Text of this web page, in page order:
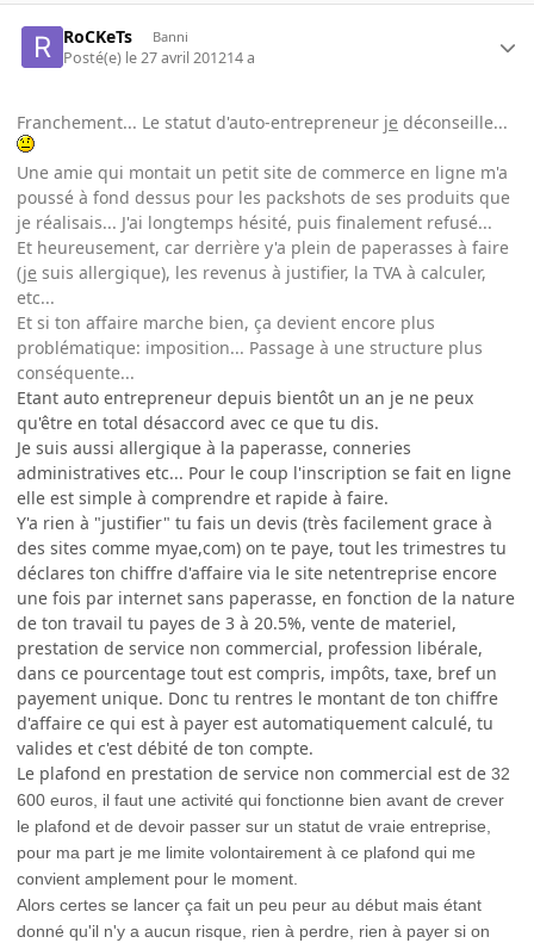
RoCKeTs Banni
Posté(e) le 27 avril 201214 a
Franchement... Le statut d'auto-entrepreneur je déconseille...
Une amie qui montait un petit site de commerce en ligne m'a
poussé à fond dessus pour les packshots de ses produits que
je réalisais... J'ai longtemps hésité, puis finalement refusé...
Et heureusement, car derrière y'a plein de paperasses à faire
(je suis allergique), les revenus à justifier, la TVA à calculer,
etc...
Et si ton affaire marche bien, ça devient encore plus
problématique: imposition... Passage à une structure plus
conséquente...
Etant auto entrepreneur depuis bientôt un an je ne peux
qu'être en total désaccord avec ce que tu dis.
Je suis aussi allergique à la paperasse, conneries
administratives etc... Pour le coup l'inscription se fait en ligne
elle est simple à comprendre et rapide à faire.
Y'a rien à "justifier" tu fais un devis (très facilement grace à
des sites comme myae,com) on te paye, tout les trimestres tu
déclares ton chiffre d'affaire via le site netentreprise encore
une fois par internet sans paperasse, en fonction de la nature
de ton travail tu payes de 3 à 20.5%, vente de materiel,
prestation de service non commercial, profession libérale,
dans ce pourcentage tout est compris, impôts, taxe, bref un
payement unique. Donc tu rentres le montant de ton chiffre
d'affaire ce qui est à payer est automatiquement calculé, tu
valides et c'est débité de ton compte.
Le plafond en prestation de service non commercial est de 32
600 euros, il faut une activité qui fonctionne bien avant de crever
le plafond et de devoir passer sur un statut de vraie entreprise,
pour ma part je me limite volontairement à ce plafond qui me
convient amplement pour le moment.
Alors certes se lancer ça fait un peu peur au début mais étant
donné qu'il n'y a aucun risque, rien à perdre, rien à payer si on